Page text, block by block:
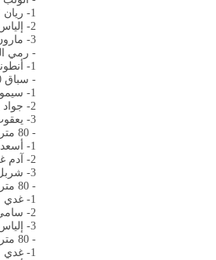
1- ريان فاروج (المريميين الشانفيل) 5.52 متر
2- إلياس روحانا (إنتر ليبانون) 4.79 متر
3- مارون الشعار (المريميين الشانفيل) 4.67 متر
- رمي
1- أنطوني كيوان (المريميين الشانفيل) 44.19 متر
- سباق 60 متر:
1- سيمون الحاج (ليتز ران) 7.23 ث
2- جواد رزق (إنتر ليبانون) 7.24 ث
3- يعقوب المقداد (إنتر ليبانون) 7.47 ث
- 80 متر (تحت 16 سنة) مجموعة أولى
1- أسعد نحاس (الأنطونية) 9.50 ث
2- آدم غالي (إنتر ليبانون) 10.23 ث
3- شربل ضو (المريميين الشانفيل) 10.67 ث
- 80 متر (تحت 16 سنة) مجموعة ثانية
1- غدي أبو شقرا (ليتز ران) 9.28 ث
2- سامي جيلاني (بترون ستارز) 10.05 ث
3- إلياس روحانا (إنتر ليبانون) 10.47 ث
- 80 متر (تحت 16 سنة)
1- غدي أبو شقرا (ليتز ران) 9.28 ث